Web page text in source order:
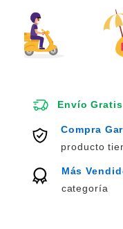
Envío Gratis
Compra
producto
Más
categoría